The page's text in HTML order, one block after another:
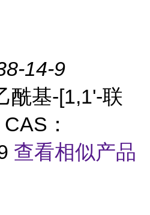
14-9
酰基-[1,1'-联
：
查看相似产品